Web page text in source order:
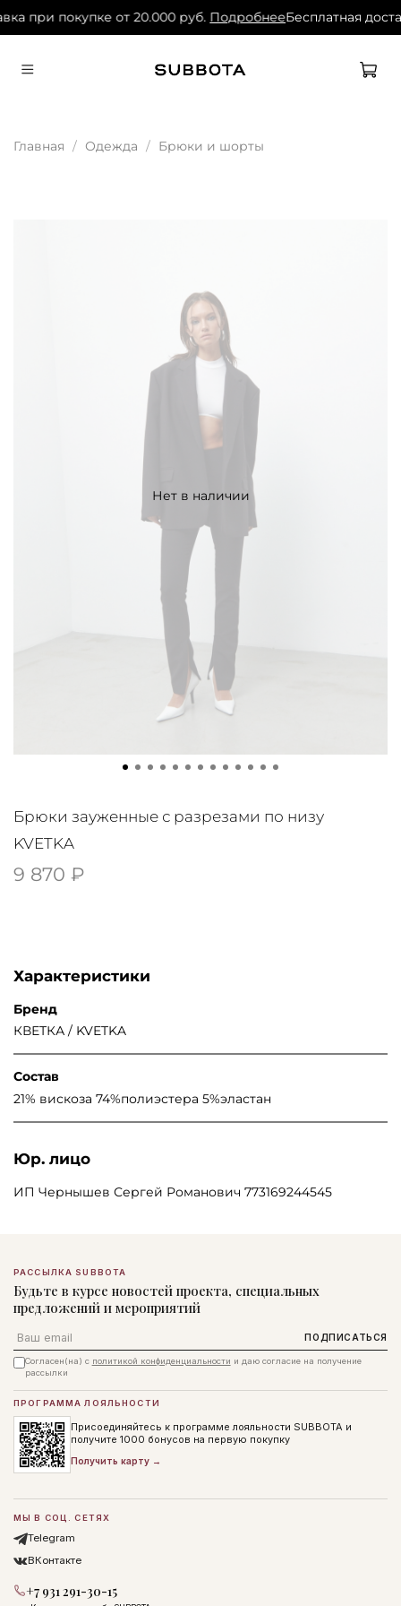
при покупке от 20.000 руб.ПодробнееБесплатная
Главная Одежда Брюки и шорты
Нет в наличии
Брюки зауженные с разрезами по низу
KVETKA
9 870 ₽
Характеристики
Бренд
КВЕТКА / KVETKA
Состав
21% вискоза 74%полиэстера 5%эластан
Юр. лицо
ИП Чернышев Сергей Романович 773169244545
РАССЫЛКА SUBBOTA
Будьте в курсе новостей проекта, специальных
предложений и мероприятий
Email ПОДПИСАТЬСЯ
Согласен(на) с политикой конфиденциальности и даю согласие на получение
рассылки
ПРОГРАММА ЛОЯЛЬНОСТИ
Присоединяйтесь к программе лояльности SUBBOTA и
получите 1000 бонусов на первую покупку
Получить карту →
МЫ В СОЦ. СЕТЯХ
Telegram
ВКонтакте
+7 931 291-30-15